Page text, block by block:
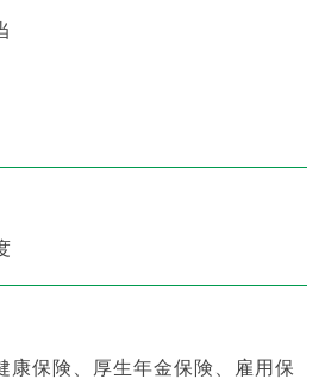
保険、厚生年金保険、雇用保